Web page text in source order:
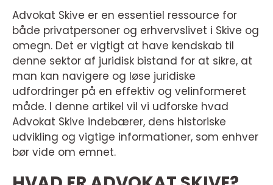
Advokat Skive er en essentiel ressource for
både privatpersoner og erhvervslivet i Skive og
omegn. Det er vigtigt at have kendskab til
denne sektor af juridisk bistand for at sikre, at
man kan navigere og løse juridiske
udfordringer på en effektiv og velinformeret
måde. I denne artikel vil vi udforske hvad
Advokat Skive indebærer, dens historiske
udvikling og vigtige informationer, som enhver
bør vide om emnet.